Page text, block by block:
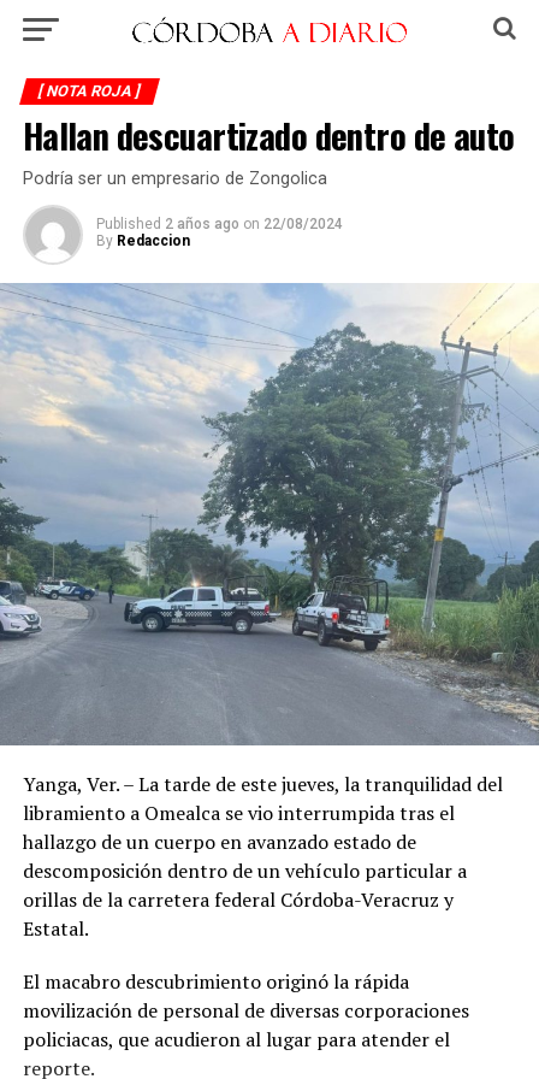
[ NOTA ROJA ]
Hallan descuartizado dentro de auto
Podría ser un empresario de Zongolica
Published 2 años ago on 22/08/2024
By Redaccion
Yanga, Ver. – La tarde de este jueves, la tranquilidad del
libramiento a Omealca se vio interrumpida tras el
hallazgo de un cuerpo en avanzado estado de
descomposición dentro de un vehículo particular a
orillas de la carretera federal Córdoba-Veracruz y
Estatal.
El macabro descubrimiento originó la rápida
movilización de personal de diversas corporaciones
policiacas, que acudieron al lugar para atender el
reporte.